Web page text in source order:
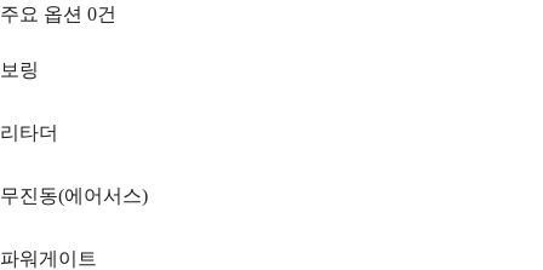
주요 옵션 0건
보링
리타더
무진동(에어서스)
파워게이트